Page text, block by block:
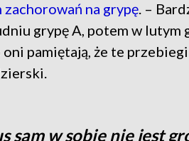
na grypę. –
grypę A, potem w lutym
oni pamiętają, że te
sam w sobie nie jest